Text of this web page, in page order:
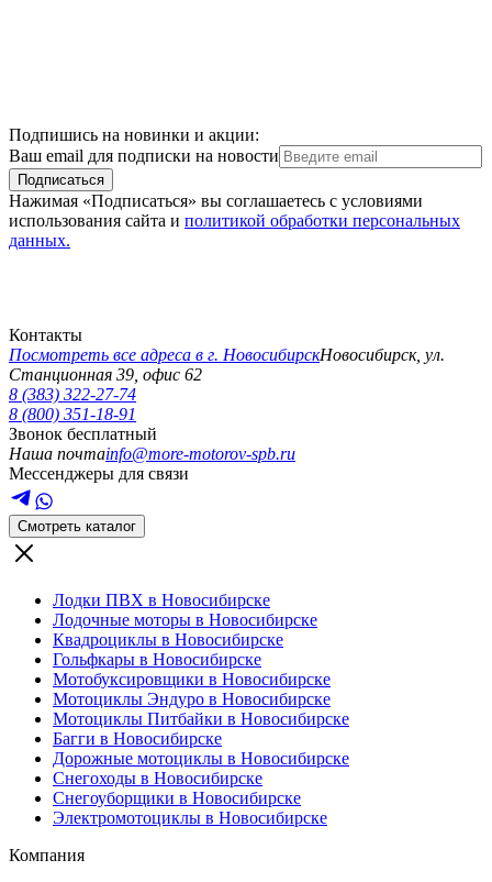
Подпишись на новинки и акции:
Ваш email для подписки на новости
Подписаться
Нажимая «Подписаться» вы соглашаетесь с условиями
использования сайта и политикой обработки персональных
данных.
Контакты
Посмотреть все адреса в г. НовосибирскНовосибирск, ул.
Станционная 39, офис 62
8 (383) 322-27-74
8 (800) 351-18-91
Звонок бесплатный
Наша почтаinfo@more-motorov-spb.ru
Мессенджеры для связи
Смотреть каталог
Лодки ПВХ в Новосибирске
Лодочные моторы в Новосибирске
Квадроциклы в Новосибирске
Гольфкары в Новосибирске
Мотобуксировщики в Новосибирске
Мотоциклы Эндуро в Новосибирске
Мотоциклы Питбайки в Новосибирске
Багги в Новосибирске
Дорожные мотоциклы в Новосибирске
Снегоходы в Новосибирске
Снегоуборщики в Новосибирске
Электромотоциклы в Новосибирске
Компания